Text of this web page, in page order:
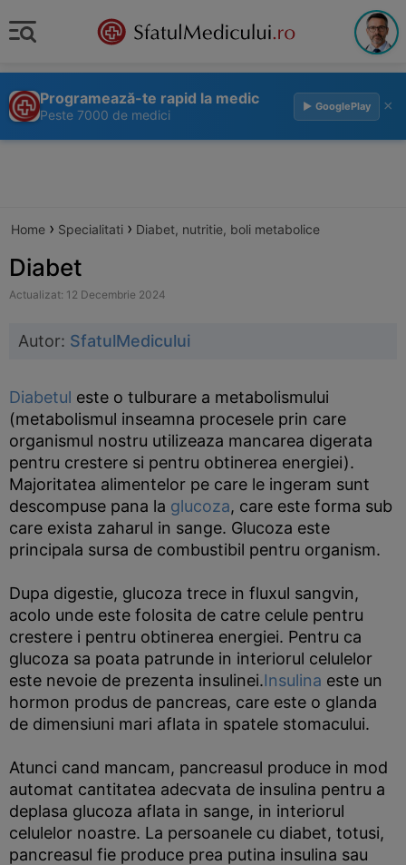
Programează-te rapid la medic
Peste 7000 de medici
▶ GooglePlay ×
Home › Specialitati › Diabet, nutritie, boli metabolice
Diabet
Actualizat: 12 Decembrie 2024
Autor: SfatulMedicului
Diabetul este o tulburare a metabolismului
(metabolismul inseamna procesele prin care
organismul nostru utilizeaza mancarea digerata
pentru crestere si pentru obtinerea energiei).
Majoritatea alimentelor pe care le ingeram sunt
descompuse pana la glucoza, care este forma sub
care exista zaharul in sange. Glucoza este
principala sursa de combustibil pentru organism.
Dupa digestie, glucoza trece in fluxul sangvin,
acolo unde este folosita de catre celule pentru
crestere i pentru obtinerea energiei. Pentru ca
glucoza sa poata patrunde in interiorul celulelor
este nevoie de prezenta insulinei.Insulina este un
hormon produs de pancreas, care este o glanda
de dimensiuni mari aflata in spatele stomacului.
Atunci cand mancam, pancreasul produce in mod
automat cantitatea adecvata de insulina pentru a
deplasa glucoza aflata in sange, in interiorul
celulelor noastre. La persoanele cu diabet, totusi,
pancreasul fie produce prea putina insulina sau